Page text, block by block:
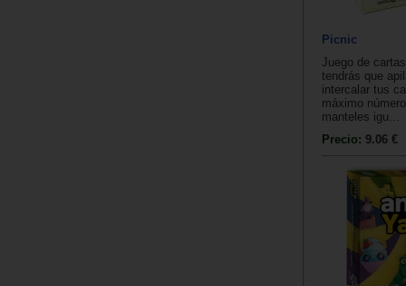
Picnic
Juego de
tendrás que
intercalar tus
máximo
manteles igu...
Precio: 9.06 €